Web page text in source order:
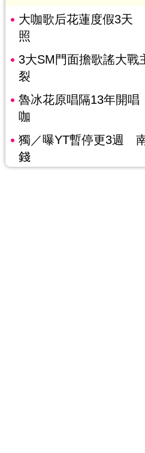
大咖歌后花蓮度假3天
照
3大SM門面擔歌謠大戰
裂
魯冰花原唱隔13年開
咖
獨／曝YT暫停更3週
錢